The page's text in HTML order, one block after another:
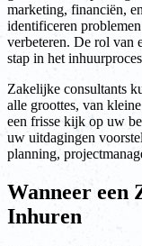
marketing, financiën,
identificeren
verbeteren. De rol van
stap in het
Zakelijke consultants
alle groottes, van
een frisse kijk op uw
uw uitdagingen
planning,
Wanneer een
Inhuren